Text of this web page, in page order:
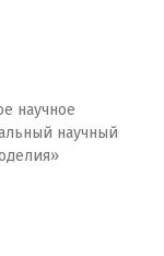
научное
научный